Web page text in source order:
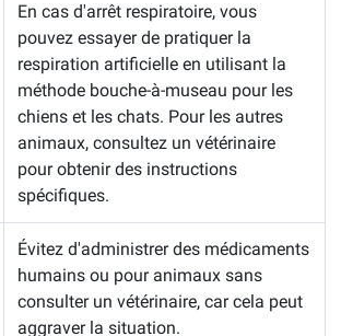
En cas d'arrêt respiratoire, vous
pouvez essayer de pratiquer la
respiration artificielle en utilisant la
méthode bouche-à-museau pour les
chiens et les chats. Pour les autres
animaux, consultez un vétérinaire
pour obtenir des instructions
spécifiques.
Évitez d'administrer des médicaments
humains ou pour animaux sans
consulter un vétérinaire, car cela peut
aggraver la situation.